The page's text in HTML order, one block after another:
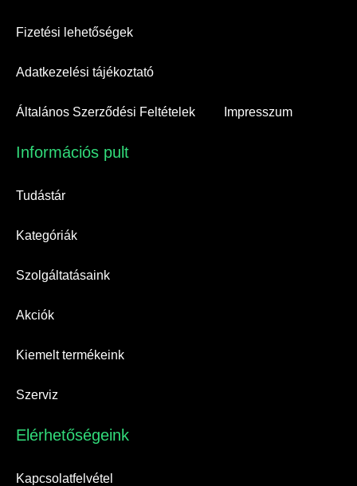
Fizetési lehetőségek
Adatkezelési tájékoztató
Általános Szerződési Feltételek Impresszum
Információs pult​
Tudástár
Kategóriák
Szolgáltatásaink
Akciók
Kiemelt termékeink
Szerviz
Elérhetőségeink​
Kapcsolatfelvétel